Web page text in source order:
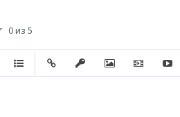
0из 5
список
Маркированный список
Вставить ссылку
ВставитьВставитьВставить